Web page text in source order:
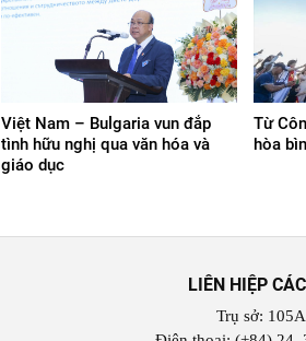
Việt Nam – Bulgaria vun đắp
tình hữu nghị qua văn hóa và
giáo dục
Từ
hòa
LIÊN HIỆP
Trụ sở: